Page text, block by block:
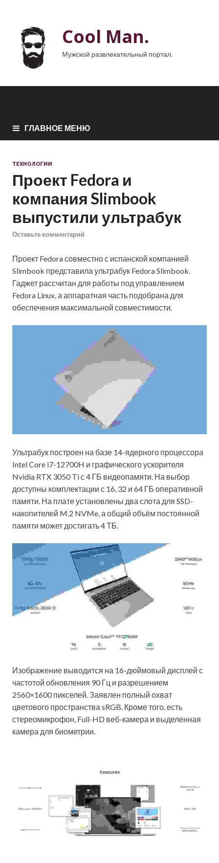
Cool Man.
Мужской развлекательный портал.
ГЛАВНОЕ МЕНЮ
ТЕХНОЛОГИИ
Проект Fedora и
компания Slimbook
выпустили ультрабук
Оставьте комментарий
Проект Fedora совместно с испанской компанией
Slimbook представила ультрабук Fedora Slimbook.
Гаджет рассчитан для работы под управлением
Fedora Linux, а аппаратная часть подобрана для
обеспечения максимальной совместимости.
Ультрабук построен на базе 14-ядерного процессора
Intel Core i7-12700H и графического ускорителя
Nvidia RTX 3050 Ti с 4 ГБ видеопамяти. На выбор
доступны комплектации с 16, 32 и 64 ГБ оперативной
памяти. На плате установлены два слота для SSD-
накопителей M.2 NVMe, а общий объём постоянной
памяти может достигать 4 ТБ.
Изображение выводится на 16-дюймовый дисплей с
частотой обновления 90 Гц и разрешением
2560×1600 пикселей. Заявлен полный охват
цветового пространства sRGB. Кроме того, есть
стереомикрофон, Full-HD веб-камера и выделенная
камера для биометрии.